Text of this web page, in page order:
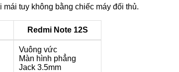
tuy không bằng chiếc máy đối thủ.
Redmi Note 12S
Vuông vức
Màn hình phẳng
Jack 3.5mm